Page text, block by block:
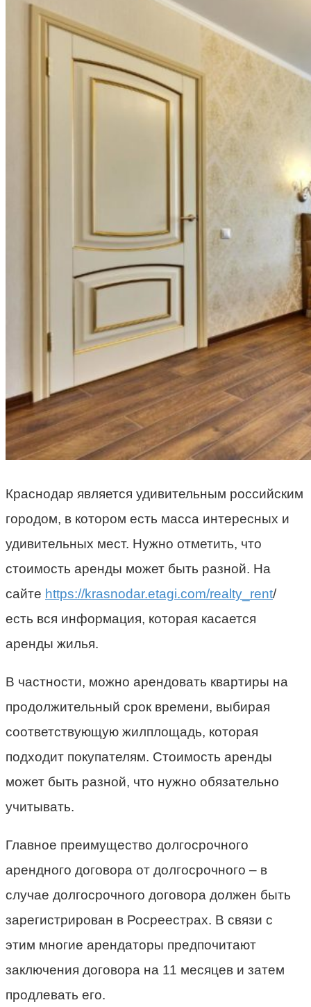
Краснодар является удивительным российским
городом, в котором есть масса интересных и
удивительных мест. Нужно отметить, что
стоимость аренды может быть разной. На
сайте https://krasnodar.etagi.com/realty_rent/
есть вся информация, которая касается
аренды жилья.
В частности, можно арендовать квартиры на
продолжительный срок времени, выбирая
соответствующую жилплощадь, которая
подходит покупателям. Стоимость аренды
может быть разной, что нужно обязательно
учитывать.
Главное преимущество долгосрочного
арендного договора от долгосрочного – в
случае долгосрочного договора должен быть
зарегистрирован в Росреестрах. В связи с
этим многие арендаторы предпочитают
заключения договора на 11 месяцев и затем
продлевать его.